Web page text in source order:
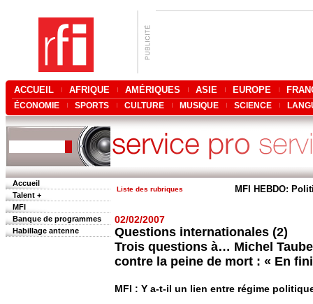
ACCUEIL AFRIQUE AMÉRIQUES ASIE EUROPE
ÉCONOMIE SPORTS CULTURE MUSIQUE SCIENCE
Accueil
Talent +
MFI
Banque de programmes
Habillage antenne
Liste des rubriques MFI HEBDO:
02/02/2007
Questions internationales (2)
Trois questions à… Michel
contre la peine de mort : « En
MFI : Y a-t-il un lien entre régime